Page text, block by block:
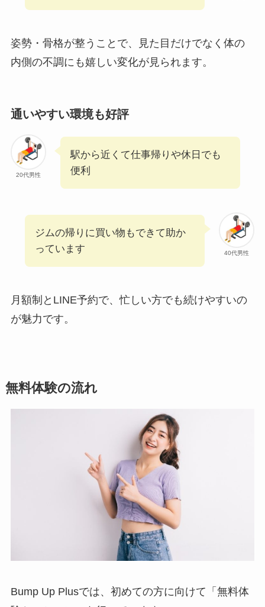
姿勢・骨格が整うことで、見た目だけでなく体の
内側の不調にも嬉しい変化が見られます。
通いやすい環境も好評
20代男性
駅から近くて仕事帰りや休日でも
便利
40代男性
ジムの帰りに買い物もできて助か
っています
月額制とLINE予約で、忙しい方でも続けやすいの
が魅力です。
無料体験の流れ
Bump Up Plusでは、初めての方に向けて「無料体